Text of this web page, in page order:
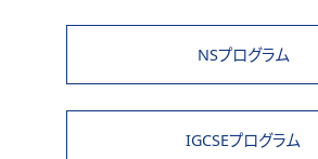
NSプログラム
IGCSEプログラム